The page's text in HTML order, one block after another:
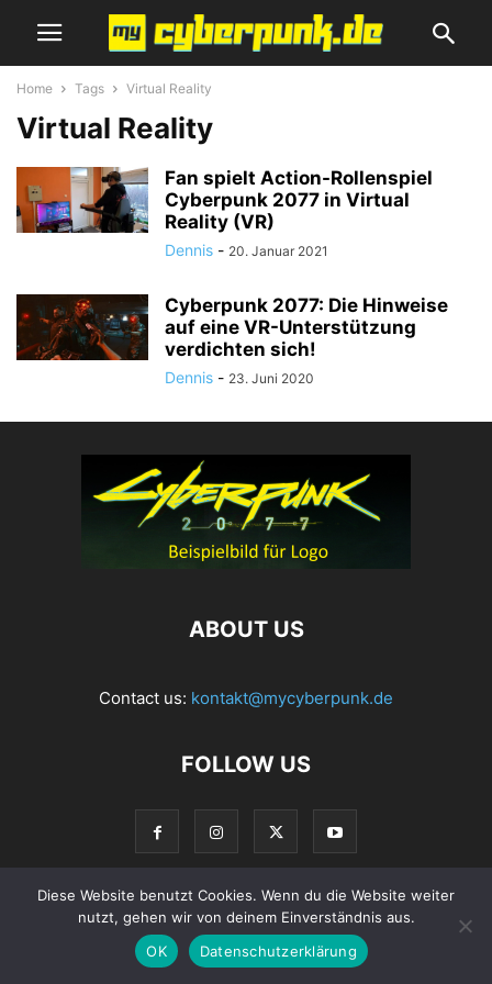
Home Tags Virtual Reality
Virtual Reality
Fan spielt Action-Rollenspiel
Cyberpunk 2077 in Virtual
Reality (VR)
Dennis - 20. Januar 2021
Cyberpunk 2077: Die Hinweise
auf eine VR-Unterstützung
verdichten sich!
Dennis - 23. Juni 2020
ABOUT US
Contact us: kontakt@mycyberpunk.de
FOLLOW US
© Copyright 2022 MyCyberpunk.de
Diese Website benutzt Cookies. Wenn du die Website weiter
nutzt, gehen wir von deinem Einverständnis aus.
OK
Datenschutzerklärung